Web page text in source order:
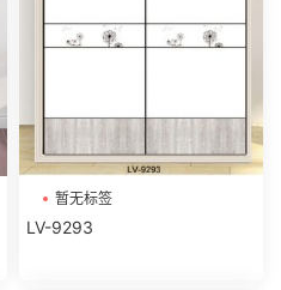
暂无标签
LV-9293